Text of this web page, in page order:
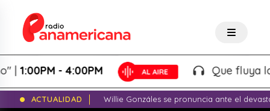
- 4:00PM Que fluya la
ACTUALIDAD
Willie Gonzáles se pronuncia ante el